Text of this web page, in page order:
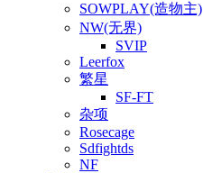
SOWPLAY(造物主)
NW(无界)
SVIP
Leerfox
繁星
SF-FT
杂项
Rosecage
Sdfightds
NF